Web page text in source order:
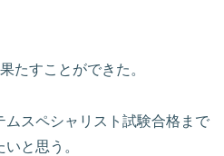
たすことができた。
スペシャリスト試験合格まで
と思う。